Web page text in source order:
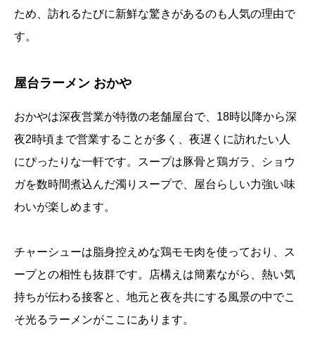
ため、訪れるたびに新鮮な驚きがあるのも人気の理由で
す。
屋台ラーメン おかや
おかやは深夜営業が特徴の老舗屋台で、18時以降から深
夜2時頃まで営業することが多く、夜遅くに訪れたい人
にぴったりな一軒です。スープは豚骨と鶏ガラ、ショウ
ガを数時間煮込んだ濁りスープで、屋台らしい力強い味
わいが楽しめます。
チャーシューは脂身控えめな鶏モモ肉を使っており、ス
ープとの相性も抜群です。店構えは簡素ながら、熱い気
持ちが伝わる接客と、地元と夜を共にする風景の中でこ
そ光るラーメンがここにあります。